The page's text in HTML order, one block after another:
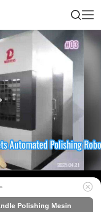
Polishing Mesin